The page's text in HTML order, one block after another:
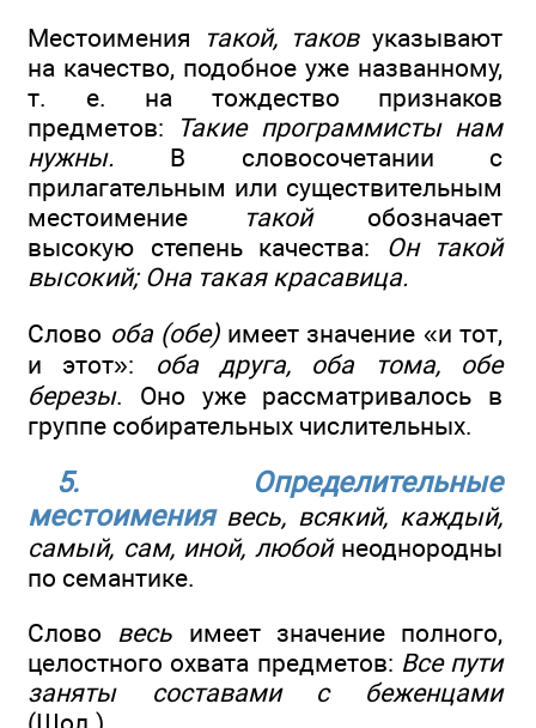
Местоимения
такой, таковуказывают
на качество, подобное уже названному,
т. е. на тождество признаков
предметов:
Такие программисты нам
нужны. В словосочетании с
прилагательным или существительным
местоимение
такойобозначает
высокую степень качества: Он такой
высокий; Она такая красавица.
Слово оба (обе)имеет значение «и тот,
и этот»: оба друга, оба тома, обе
березы. Оно уже рассматривалось в
группе собирательных числительных.
5. Определительные
местоимения весь, всякий, каждый,
самый, сам, иной, любой неоднородны
по семантике.
Слово весь имеет значение полного,
целостного охвата предметов: Все пути
заняты составами с беженцами